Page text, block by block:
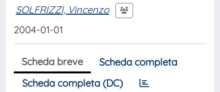
SOLFRIZZI, Vincenzo
2004-01-01
Scheda breve
Scheda completa
Scheda completa (DC)